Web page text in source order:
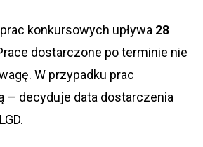
konkursowych upływa 28
dostarczone po terminie nie
W przypadku prac
– decyduje data dostarczenia